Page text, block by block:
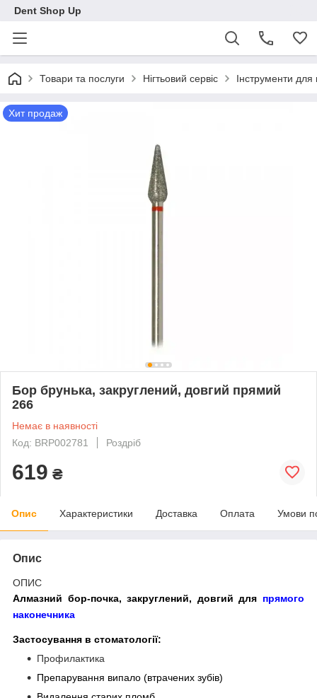
Dent Shop Up
Товари та послуги Нігтьовий сервіс Інструменти для
Хит продаж
Бор брунька, закруглений, довгий прямий
266
Немає в наявності
Код: BRP002781
Роздріб
619 ₴
Опис Характеристики Доставка Оплата Умови
Опис
ОПИС
Алмазний бор-почка, закруглений, довгий для прямого
наконечника
Застосування в стоматології:
Профилактика
Препарування випало (втрачених зубів)